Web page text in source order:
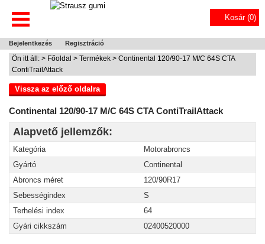
Kosár (0)
Bejelentkezés Regisztráció
Ön itt áll: > Főoldal > Termékek > Continental 120/90-17 M/C 64S CTA
ContiTrailAttack
Vissza az előző oldalra
Continental 120/90-17 M/C 64S CTA ContiTrailAttack
Alapvető jellemzők:
Kategória
Motorabroncs
Gyártó
Continental
Abroncs méret
120/90R17
Sebességindex
S
Terhelési index
64
Gyári cikkszám
02400520000